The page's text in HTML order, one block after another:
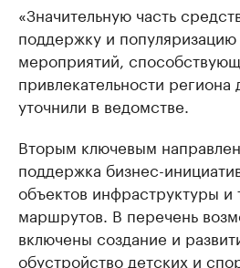
«Значительную часть
поддержку и
мероприятий,
привлекательности
уточнили в ведомстве.
Вторым ключевым
поддержка бизнес-
объектов инфраструктуры и
маршрутов. В перечень
включены создание и
обустройство детских и